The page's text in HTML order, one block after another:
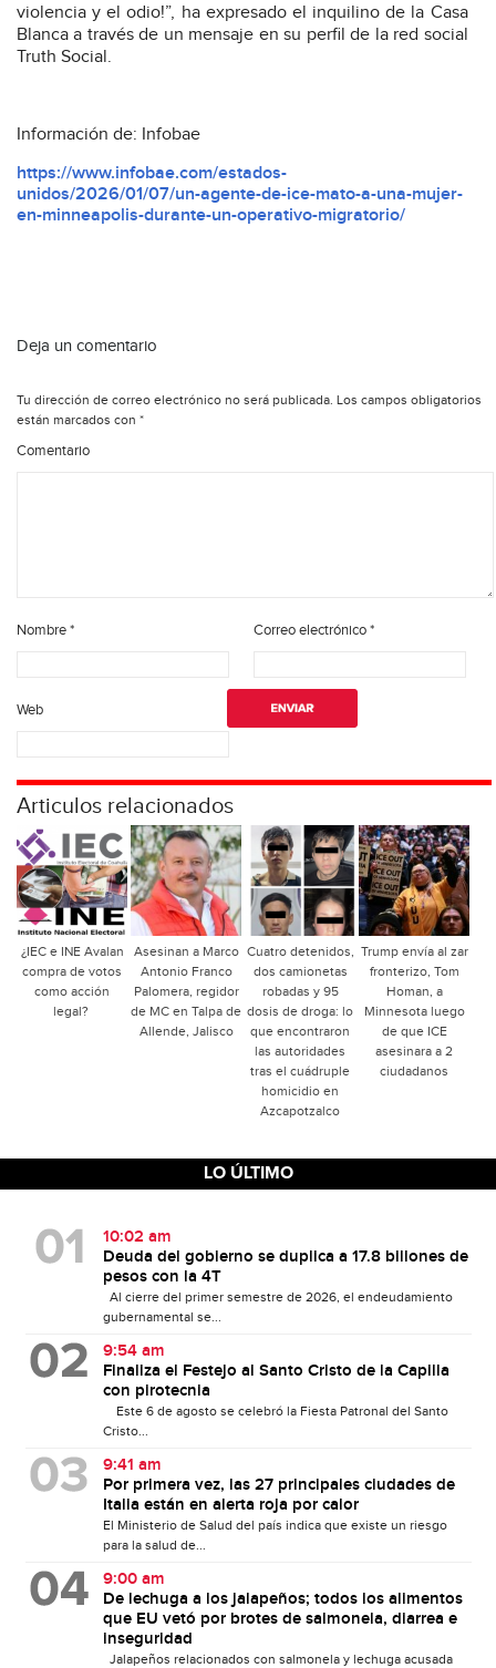
violencia y el odio!”, ha expresado el inquilino de la Casa
Blanca a través de un mensaje en su perfil de la red social
Truth Social.
Información de: Infobae
https://www.infobae.com/estados-
unidos/2026/01/07/un-agente-de-ice-mato-a-una-mujer-
en-minneapolis-durante-un-operativo-migratorio/
Deja un comentario
Tu dirección de correo electrónico no será publicada. Los campos obligatorios
están marcados con *
Comentario
Nombre* Correo electrónico*
Web
Articulos relacionados
¿IEC e INE Avalan
compra de votos
como acción
legal?
Asesinan a Marco
Antonio Franco
Palomera, regidor
de MC en Talpa de
Allende, Jalisco
Cuatro detenidos,
dos camionetas
robadas y 95
dosis de droga: lo
que encontraron
las autoridades
tras el cuádruple
homicidio en
Azcapotzalco
Trump envía al zar
fronterizo, Tom
Homan, a
Minnesota luego
de que ICE
asesinara a 2
ciudadanos
LO ÚLTIMO
10:02 am
Deuda del gobierno se duplica a 17.8 billones de
pesos con la 4T
Al cierre del primer semestre de 2026, el endeudamiento
gubernamental se...
9:54 am
Finaliza el Festejo al Santo Cristo de la Capilla
con pirotecnia
Este 6 de agosto se celebró la Fiesta Patronal del Santo
Cristo...
9:41 am
Por primera vez, las 27 principales ciudades de
Italia están en alerta roja por calor
El Ministerio de Salud del país indica que existe un riesgo
para la salud de...
9:00 am
De lechuga a los jalapeños; todos los alimentos
que EU vetó por brotes de salmonela, diarrea e
inseguridad
Jalapeños relacionados con salmonela y lechuga acusada